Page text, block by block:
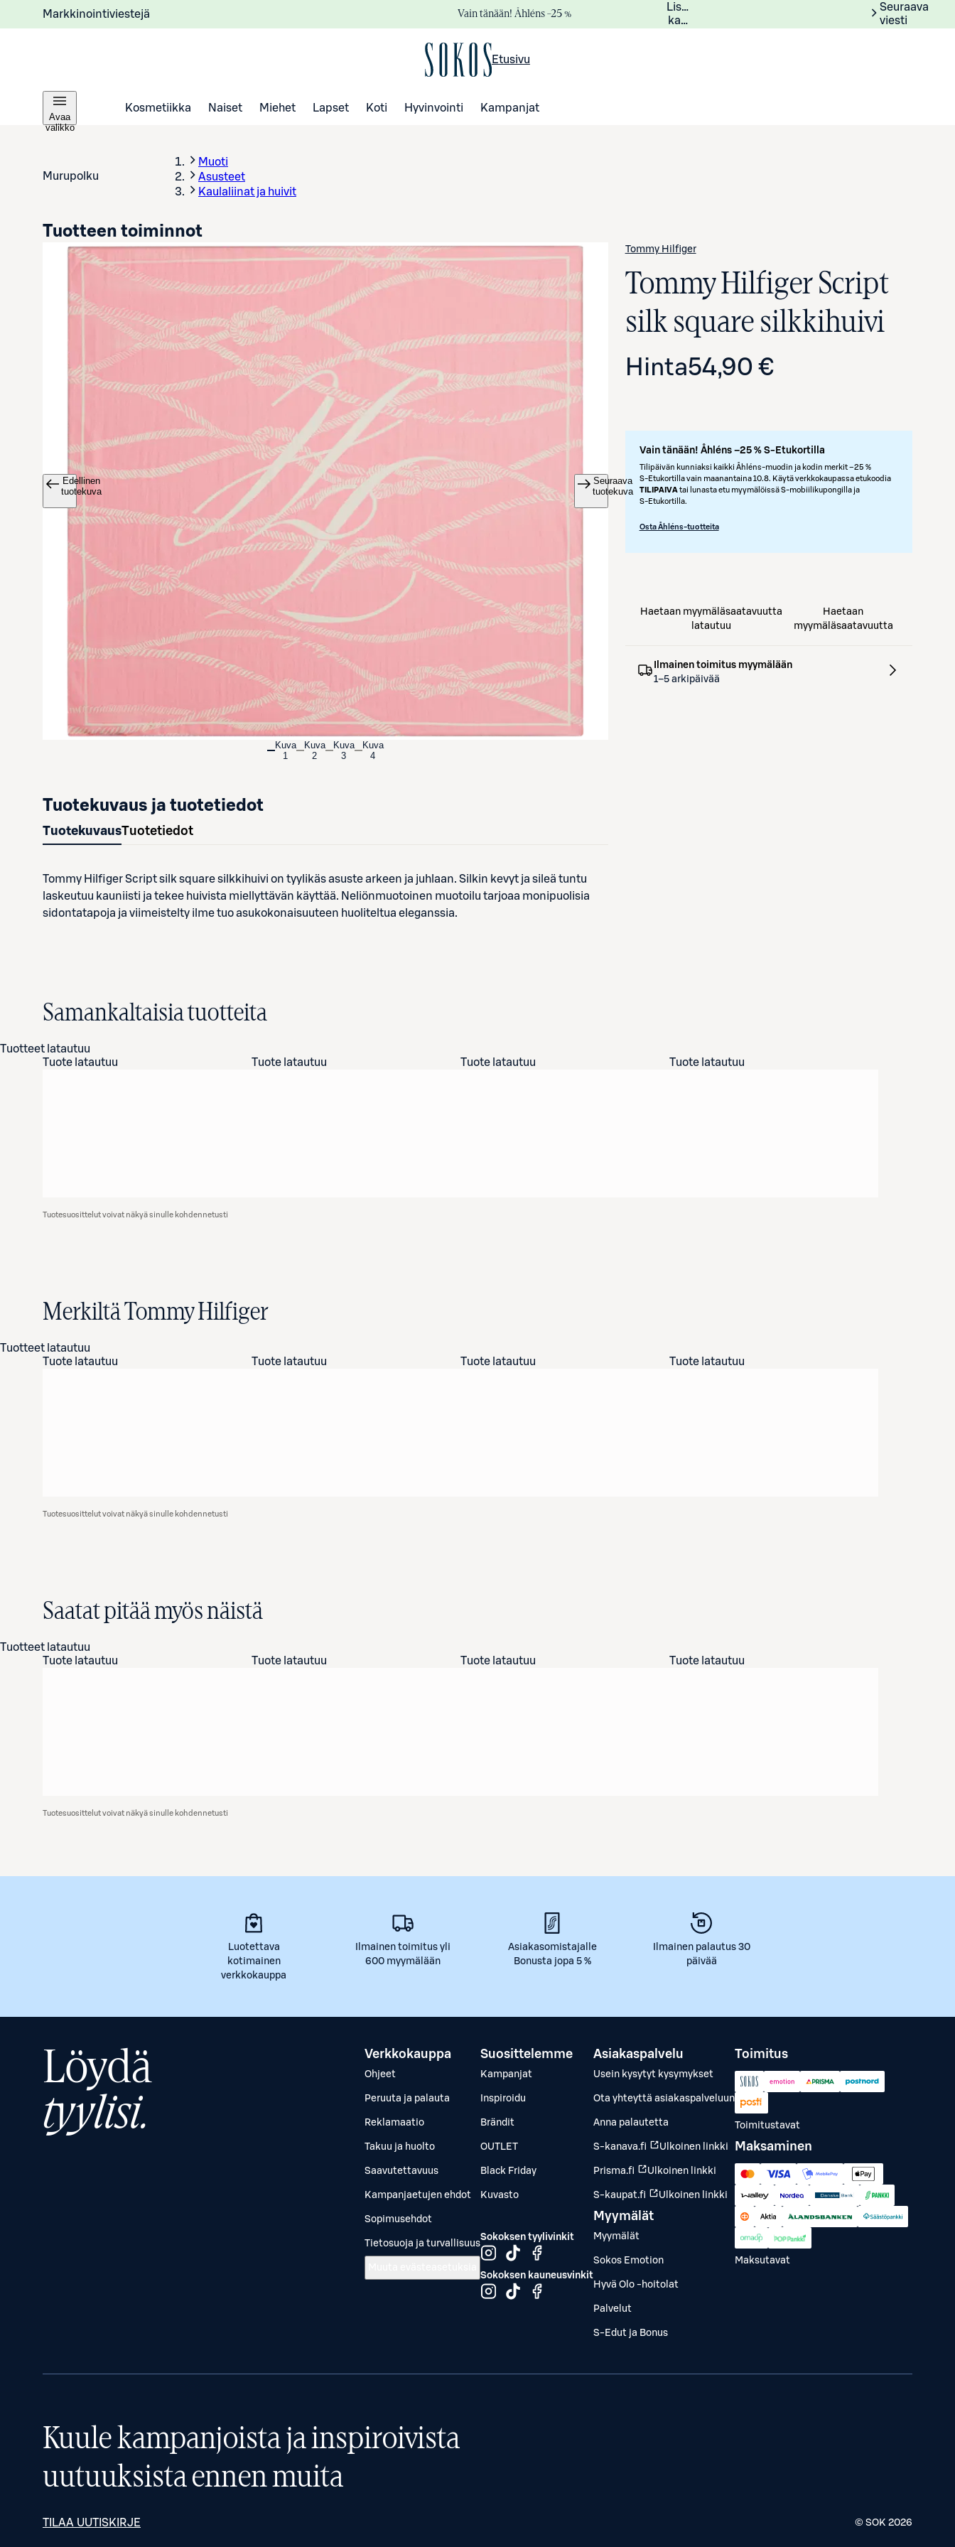
Markkinointiviestejä Vain tänään! Åhléns –25 %
Lisätiedot
kampanjasta
Seuraava
viesti
Etusivu
Avaa
valikko
Kosmetiikka Naiset Miehet Lapset Koti Hyvinvointi Kampanjat
Murupolku
Muoti
Asusteet
Kaulaliinat ja huivit
Avaa tuotekuva suurennettuna Avaa tuotekuva suurennettuna
Edellinen
tuotekuva
Seuraava
tuotekuva
Kuva
1
Kuva
2
Kuva
3
Kuva
4
Tommy Hilfiger
Tommy Hilfiger Script
silk square silkkihuivi
Hinta54,90 €
Vain tänään! Åhléns –25 % S-Etukortilla
Tilipäivän kunniaksi kaikki Åhléns-muodin ja kodin merkit –25 %
S‑Etukortilla vain maanantaina 10.8. Käytä verkkokaupassa etukoodia
TILIPAIVAtai lunasta etu myymälöissä S‑mobiilikupongilla ja
S‑Etukortilla.
Osta Åhléns-tuotteita
Tuotteen toiminnot
Haetaan myymäläsaatavuutta
latautuu
Haetaan
myymäläsaatavuutta
Ilmainen toimitus myymälään
1–5 arkipäivää
Tuotekuvaus ja tuotetiedot
TuotekuvausTuotetiedot
Tommy Hilfiger Script silk square silkkihuivi on tyylikäs asuste arkeen ja juhlaan. Silkin kevyt ja sileä tuntu
laskeutuu kauniisti ja tekee huivista miellyttävän käyttää. Neliönmuotoinen muotoilu tarjoaa monipuolisia
sidontatapoja ja viimeistelty ilme tuo asukokonaisuuteen huoliteltua eleganssia.
Samankaltaisia tuotteita
Tuotteet latautuu
Tuote latautuu
Tuote latautuu Tuote latautuu Tuote latautuu
Tuotesuosittelut voivat näkyä sinulle kohdennetusti
Merkiltä Tommy Hilfiger
Tuotteet latautuu
Tuote latautuu
Tuote latautuu Tuote latautuu Tuote latautuu
Tuotesuosittelut voivat näkyä sinulle kohdennetusti
Saatat pitää myös näistä
Tuotteet latautuu
Tuote latautuu
Tuote latautuu Tuote latautuu Tuote latautuu
Tuotesuosittelut voivat näkyä sinulle kohdennetusti
Luotettava
kotimainen
verkkokauppa
Ilmainen toimitus yli
600 myymälään
Asiakasomistajalle
Bonusta jopa 5 %
Ilmainen palautus 30
päivää
Löydä
tyylisi.
Verkkokauppa
Ohjeet
Peruuta ja palauta
Reklamaatio
Takuu ja huolto
Saavutettavuus
Kampanjaetujen ehdot
Sopimusehdot
Tietosuoja ja turvallisuus
Suosittelemme
Kampanjat
Inspiroidu
Brändit
OUTLET
Black Friday
Kuvasto
Sokoksen tyylivinkit
Sokoksen kauneusvinkit
Asiakaspalvelu
Usein kysytyt kysymykset
Ota yhteyttä asiakaspalveluun
Anna palautetta
S-kanava.fi Ulkoinen linkki
Prisma.fi Ulkoinen linkki
S-kaupat.fi Ulkoinen linkki
Myymälät
Myymälät
Sokos Emotion
Hyvä Olo -hoitolat
Palvelut
S-Edut ja Bonus
Toimitus
Toimitustavat
Maksaminen
Maksutavat
Kuule kampanjoista ja inspiroivista
uutuuksista ennen muita
TILAA UUTISKIRJE © SOK 2026